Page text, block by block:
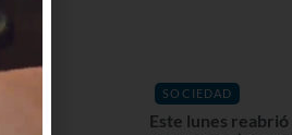
SOCIEDAD
Este lunes